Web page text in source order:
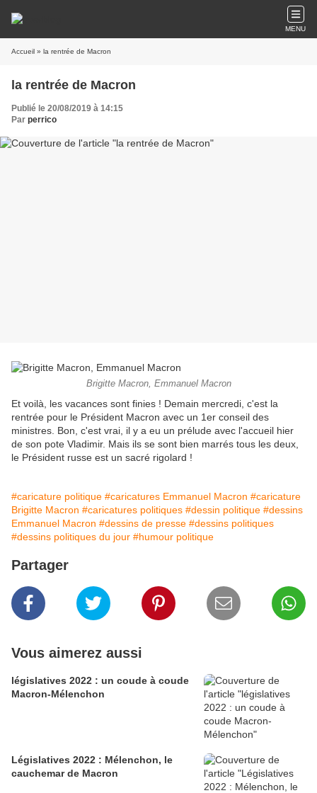
MENU
Accueil » la rentrée de Macron
la rentrée de Macron
Publié le 20/08/2019 à 14:15
Par perrico
Brigitte Macron, Emmanuel Macron
Et voilà, les vacances sont finies ! Demain mercredi, c'est la
rentrée pour le Président Macron avec un 1er conseil des
ministres. Bon, c'est vrai, il y a eu un prélude avec l'accueil hier
de son pote Vladimir. Mais ils se sont bien marrés tous les deux,
le Président russe est un sacré rigolard !
#caricature politique #caricatures Emmanuel Macron #caricature
Brigitte Macron #caricatures politiques #dessin politique #dessins
Emmanuel Macron #dessins de presse #dessins politiques
#dessins politiques du jour #humour politique
Partager
Vous aimerez aussi
législatives 2022 : un coude à coude
Macron-Mélenchon
Législatives 2022 : Mélenchon, le
cauchemar de Macron